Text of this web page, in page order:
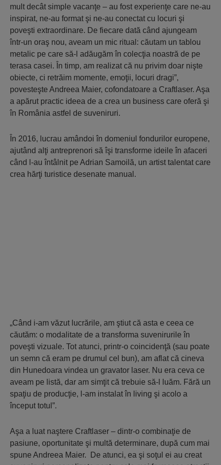
mult decât simple vacanţe – au fost experienţe care ne-au
inspirat, ne-au format şi ne-au conectat cu locuri şi
poveşti extraordinare. De fiecare dată când ajungeam
într-un oraş nou, aveam un mic ritual: căutam un tablou
metalic pe care să-l adăugăm în colecţia noastră de pe
terasa casei. În timp, am realizat că nu privim doar nişte
obiecte, ci retrăim momente, emoţii, locuri dragi”,
povesteşte Andreea Maier, cofondatoare a Craftlaser. Aşa
a apărut practic ideea de a crea un business care oferă şi
în România astfel de suveniruri.
În 2016, lucrau amândoi în domeniul fondurilor europene,
ajutând alţi antreprenori să îşi transforme ideile în afaceri
când l-au întâlnit pe Adrian Samoilă, un artist talentat care
crea hărţi turistice desenate manual.
„Când i-am văzut lucrările, am ştiut că asta e ceea ce
căutăm: o modalitate de a transforma suvenirurile în
poveşti vizuale. Tot atunci, printr-o coincidenţă (sau poate
un semn că eram pe drumul cel bun), am aflat că cineva
din Hunedoara vindea un gravator laser. Nu era ceva ce
aveam pe listă, dar am simţit că trebuie să-l luăm. Fără un
spaţiu de producţie, l-am instalat în living şi acolo a
început totul”.
Aşa a luat naştere Craftlaser – dintr-o combinaţie de
pasiune, oportunitate şi multă determinare, după cum mai
spune Andreea Maier. De atunci, ea şi soţul ei au creat